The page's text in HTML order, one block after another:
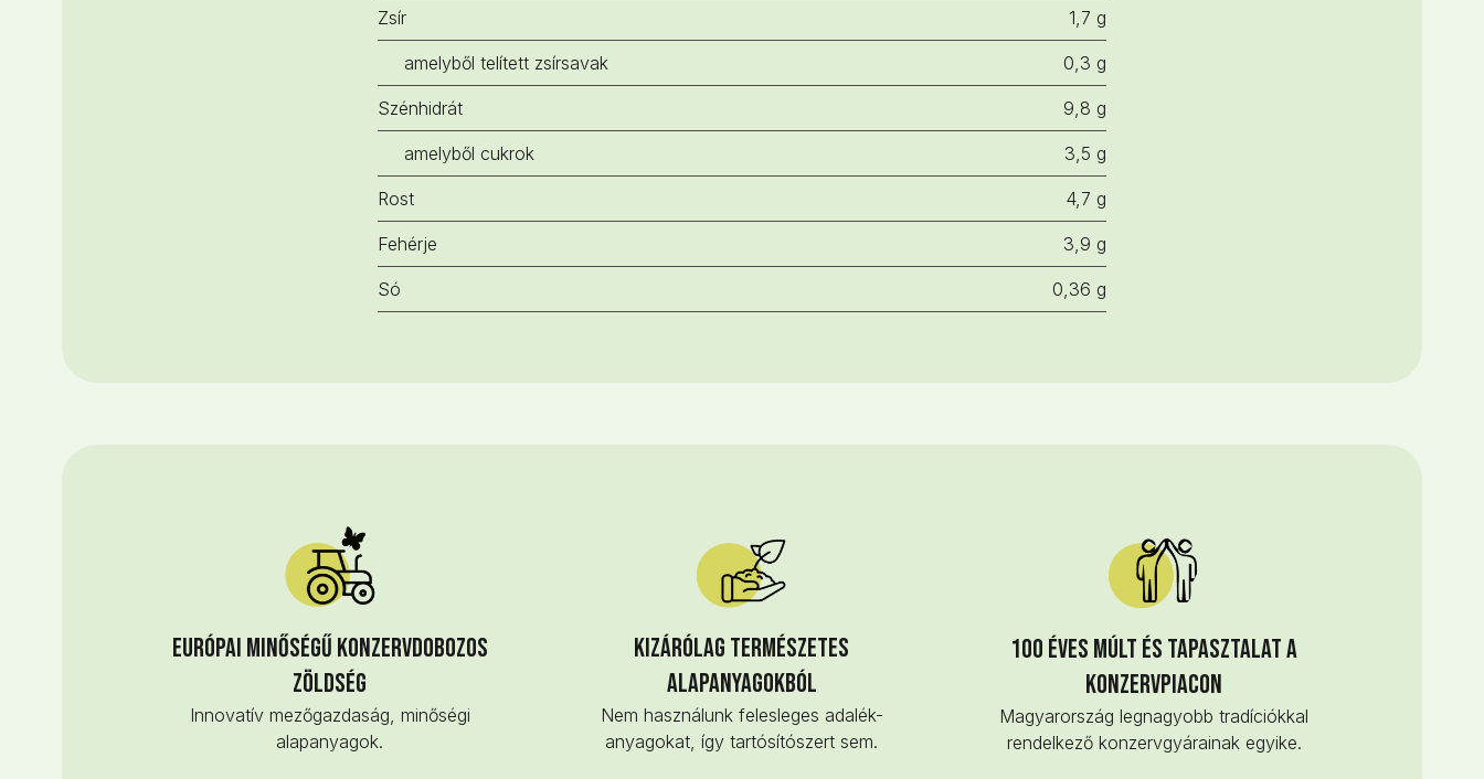
Zsír 1,7 g
amelyből telített zsírsavak 0,3 g
Szénhidrát 9,8 g
amelyből cukrok 3,5 g
Rost 4,7 g
Fehérje 3,9 g
Só 0,36 g
Európai minőségű konzervdobozos
zöldség
Innovatív mezőgazdaság, minőségi
alapanyagok.
Kizárólag természetes
alapanyagokból
Nem használunk felesleges adalék-
anyagokat, így tartósítószert sem.
100 éves múlt és tapasztalat a
konzervpiacon
Magyarország legnagyobb tradíciókkal
rendelkező konzervgyárainak egyike.